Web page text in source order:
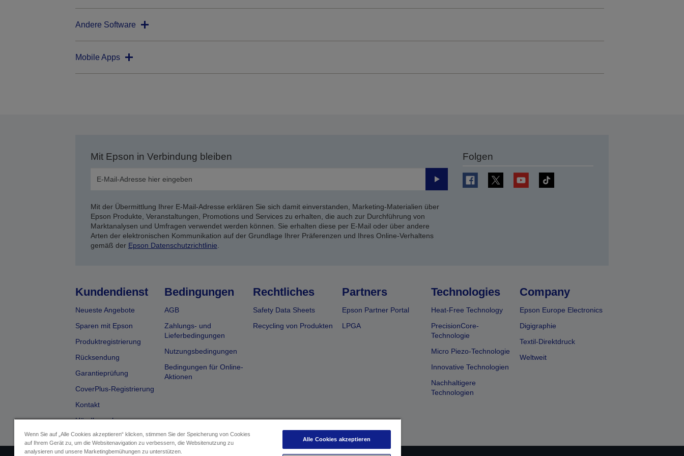
Andere Software
Mobile Apps
Mit Epson in Verbindung bleiben
Senden
Mit der Übermittlung Ihrer E-Mail-Adresse erklären Sie sich damit einverstanden, Marketing-Materialien über
Epson Produkte, Veranstaltungen, Promotions und Services zu erhalten, die auch zur Durchführung von
Marktanalysen und Umfragen verwendet werden können. Sie erhalten diese per E-Mail oder über andere
Arten der elektronischen Kommunikation auf der Grundlage Ihrer Präferenzen und Ihres Online-Verhaltens
gemäß der Epson Datenschutzrichtlinie.
Folgen
Kundendienst
Neueste Angebote
Sparen mit Epson
Produktregistrierung
Rücksendung
Garantieprüfung
CoverPlus-Registrierung
Kontakt
Händlersuche
Bedingungen
AGB
Zahlungs- und
Lieferbedingungen
Nutzungsbedingungen
Bedingungen für Online-
Aktionen
Rechtliches
Safety Data Sheets
Recycling von Produkten
Partners
Epson Partner Portal
LPGA
Technologies
Heat-Free Technology
PrecisionCore-
Technologie
Micro Piezo-Technologie
Innovative Technologien
Nachhaltigere
Technologien
Company
Epson Europe Electronics
Digigraphie
Textil-Direktdruck
Weltweit
Wenn Sie auf „Alle Cookies akzeptieren“ klicken, stimmen Sie der Speicherung von Cookies
auf Ihrem Gerät zu, um die Websitenavigation zu verbessern, die Websitenutzung zu
analysieren und unsere Marketingbemühungen zu unterstützen.
Alle Cookies akzeptieren